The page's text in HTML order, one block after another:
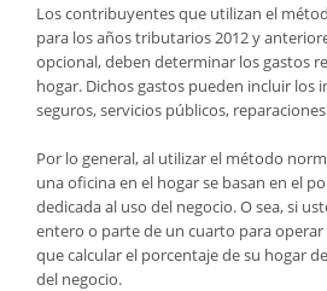
Los contribuyentes que utilizan el
para los años tributarios 2012 y
opcional, deben determinar los gastos
hogar. Dichos gastos pueden incluir los
seguros, servicios públicos,
Por lo general, al utilizar el método
una oficina en el hogar se basan en el
dedicada al uso del negocio. O sea, si
entero o parte de un cuarto para
que calcular el porcentaje de su hogar
del negocio.